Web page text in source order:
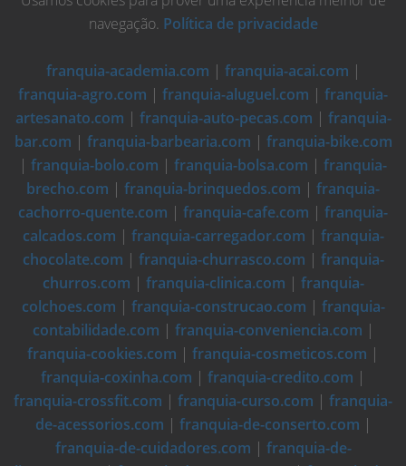
navegação. Política de privacidade
franquia-academia.com | franquia-acai.com |
franquia-agro.com | franquia-aluguel.com | franquia-
artesanato.com | franquia-auto-pecas.com | franquia-
bar.com | franquia-barbearia.com | franquia-bike.com
| franquia-bolo.com | franquia-bolsa.com | franquia-
brecho.com | franquia-brinquedos.com | franquia-
cachorro-quente.com | franquia-cafe.com | franquia-
calcados.com | franquia-carregador.com | franquia-
chocolate.com | franquia-churrasco.com | franquia-
churros.com | franquia-clinica.com | franquia-
colchoes.com | franquia-construcao.com | franquia-
contabilidade.com | franquia-conveniencia.com |
franquia-cookies.com | franquia-cosmeticos.com |
franquia-coxinha.com | franquia-credito.com |
franquia-crossfit.com | franquia-curso.com | franquia-
de-acessorios.com | franquia-de-conserto.com |
franquia-de-cuidadores.com | franquia-de-